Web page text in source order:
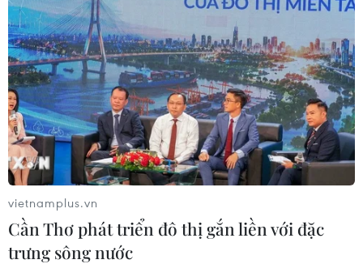
vietnamplus.vn
Cần Thơ phát triển đô thị gắn liền với đặc
trưng sông nước